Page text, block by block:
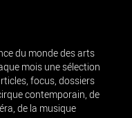
du monde des arts
mois une sélection
focus, dossiers
contemporain, de
de la musique